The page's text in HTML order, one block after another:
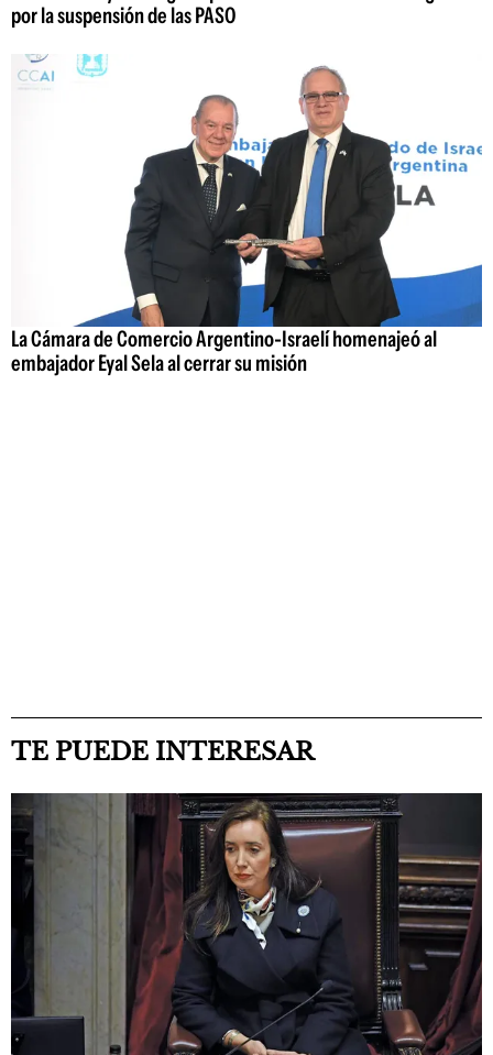
por la suspensión de las PASO
La Cámara de Comercio Argentino-Israelí homenajeó al
embajador Eyal Sela al cerrar su misión
TE PUEDE INTERESAR